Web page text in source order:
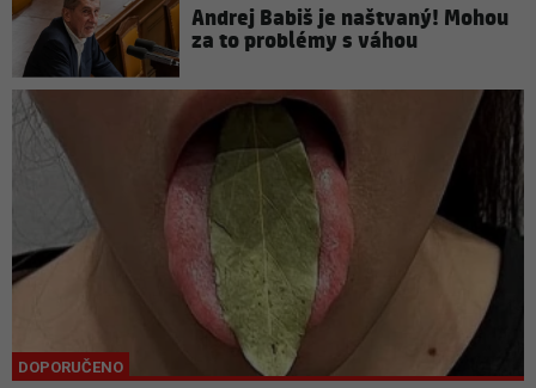
Andrej Babiš je naštvaný! Mohou
za to problémy s váhou